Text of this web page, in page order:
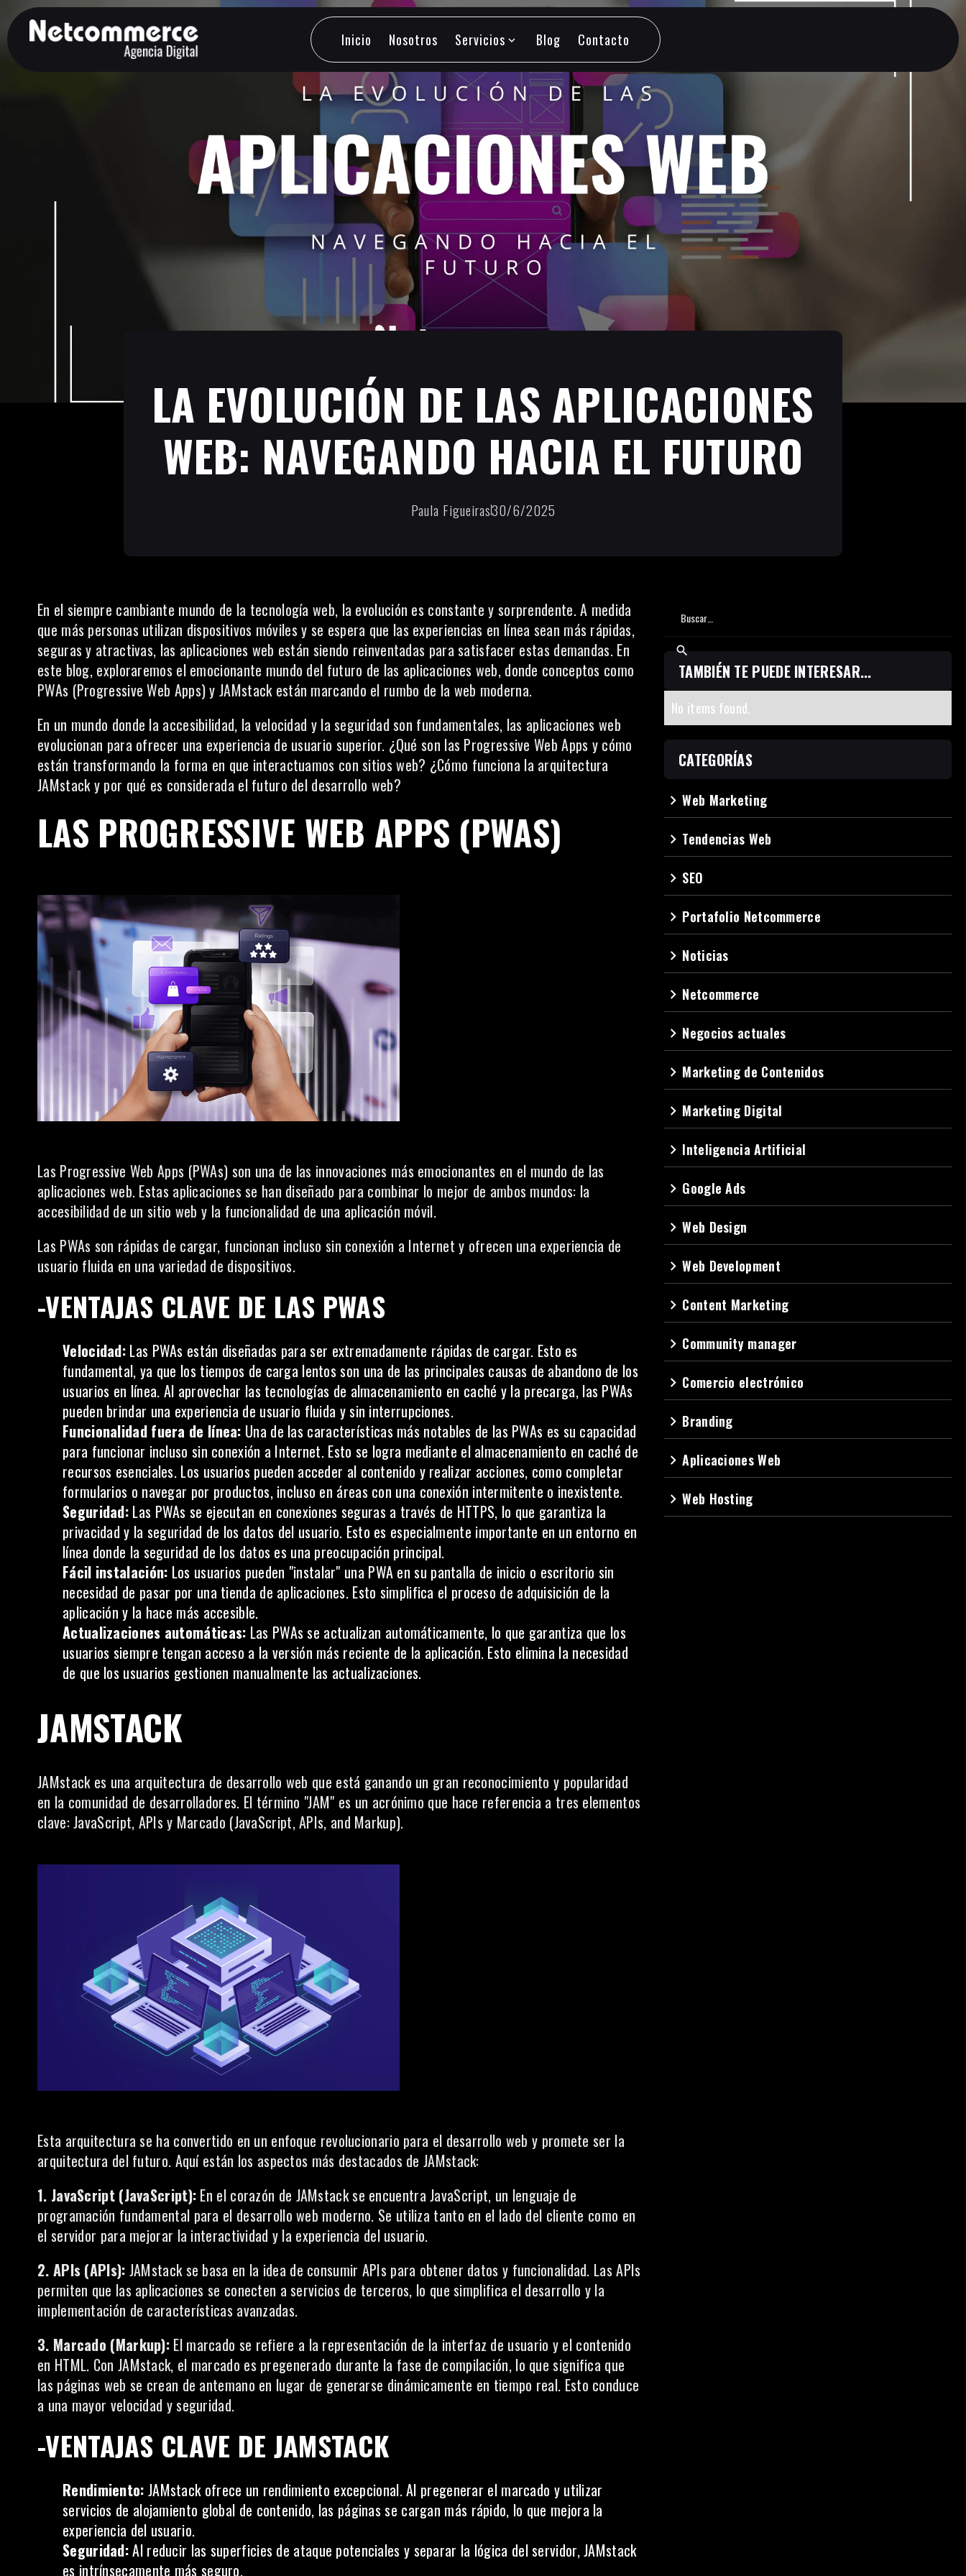
Inicio
Nosotros
Servicios expand_more
Blog
Contacto
LA EVOLUCIÓN DE LAS APLICACIONES
WEB: NAVEGANDO HACIA EL FUTURO
Paula Figueiras30/6/2025
En el siempre cambiante mundo de la tecnología web, la evolución es constante y sorprendente. A medida
que más personas utilizan dispositivos móviles y se espera que las experiencias en línea sean más rápidas,
seguras y atractivas, las aplicaciones web están siendo reinventadas para satisfacer estas demandas. En
este blog, exploraremos el emocionante mundo del futuro de las aplicaciones web, donde conceptos como
PWAs (Progressive Web Apps) y JAMstack están marcando el rumbo de la web moderna.
En un mundo donde la accesibilidad, la velocidad y la seguridad son fundamentales, las aplicaciones web
evolucionan para ofrecer una experiencia de usuario superior. ¿Qué son las Progressive Web Apps y cómo
están transformando la forma en que interactuamos con sitios web? ¿Cómo funciona la arquitectura
JAMstack y por qué es considerada el futuro del desarrollo web?
LAS PROGRESSIVE WEB APPS (PWAS)
Las Progressive Web Apps (PWAs) son una de las innovaciones más emocionantes en el mundo de las
aplicaciones web. Estas aplicaciones se han diseñado para combinar lo mejor de ambos mundos: la
accesibilidad de unsitio web y la funcionalidad de una aplicación móvil.
Las PWAs son rápidas de cargar, funcionan incluso sin conexión a Internet y ofrecen una experiencia de
usuario fluida en una variedad de dispositivos.
-VENTAJAS CLAVE DE LAS PWAS
Velocidad: Las PWAs están diseñadas para ser extremadamente rápidas de cargar. Esto es
fundamental, ya que los tiempos de carga lentos son una de las principales causas de abandono de los
usuarios en línea. Al aprovechar las tecnologías de almacenamiento en caché y la precarga, las PWAs
pueden brindar una experiencia de usuario fluida y sin interrupciones.
Funcionalidad fuera de línea: Una de las características más notables de las PWAs es su capacidad
para funcionar incluso sin conexión a Internet. Esto se logra mediante el almacenamiento en caché de
recursos esenciales. Los usuarios pueden acceder al contenido y realizar acciones, como completar
formularios o navegar por productos, incluso en áreas con una conexión intermitente o inexistente.
Seguridad: Las PWAs se ejecutan en conexiones seguras a través de HTTPS, lo que garantiza la
privacidad y la seguridad de los datos del usuario. Esto es especialmente importante en un entorno en
línea donde la seguridad de los datos es una preocupación principal.
Fácil instalación: Los usuarios pueden "instalar" una PWA en su pantalla de inicio o escritorio sin
necesidad de pasar por una tienda de aplicaciones. Esto simplifica el proceso de adquisición de la
aplicación y la hace más accesible.
Actualizaciones automáticas: Las PWAs se actualizan automáticamente, lo que garantiza que los
usuarios siempre tengan acceso a la versión más reciente de la aplicación. Esto elimina la necesidad
de que los usuarios gestionen manualmente las actualizaciones.
JAMSTACK
JAMstack es una arquitectura de desarrollo web que está ganando un gran reconocimiento y popularidad
en la comunidad de desarrolladores. El término "JAM" es un acrónimo que hace referencia a tres elementos
clave:JavaScript, APIs y Marcado (JavaScript, APIs, and Markup).
Esta arquitectura se ha convertido en un enfoque revolucionario para el desarrollo web y promete ser la
arquitectura del futuro. Aquí están los aspectos más destacados de JAMstack:
1. JavaScript (JavaScript): En el corazón de JAMstack se encuentra JavaScript, un lenguaje de
programación fundamental para el desarrollo web moderno. Se utiliza tanto en el lado del cliente como en
el servidor para mejorar la interactividad y la experiencia del usuario.
2. APIs (APIs): JAMstack se basa en la idea de consumir APIs para obtener datos y funcionalidad. Las APIs
permiten que las aplicaciones se conecten a servicios de terceros, lo que simplifica el desarrollo y la
implementación de características avanzadas.
3. Marcado (Markup): El marcado se refiere a la representación de la interfaz de usuario y el contenido
en HTML. Con JAMstack, el marcado es pregenerado durante la fase de compilación, lo que significa que
las páginas web se crean de antemano en lugar de generarse dinámicamente en tiempo real. Esto conduce
a una mayor velocidad y seguridad.
-VENTAJAS CLAVE DE JAMSTACK
Rendimiento: JAMstack ofrece un rendimiento excepcional. Al pregenerar el marcado y utilizar
servicios de alojamiento global de contenido, las páginas se cargan más rápido, lo que mejora la
experiencia del usuario.
Seguridad:Al reducir las superficies de ataque potenciales y separar la lógica del servidor, JAMstack
es intrínsecamente más seguro.
TAMBIÉN TE PUEDE INTERESAR...
No items found.
CATEGORÍAS
navigate_nextWeb Marketing
navigate_next Tendencias Web
navigate_next SEO
navigate_next Portafolio Netcommerce
navigate_next Noticias
navigate_next Netcommerce
navigate_next Negocios actuales
navigate_next Marketing de Contenidos
navigate_next Marketing Digital
navigate_next Inteligencia Artificial
navigate_next Google Ads
navigate_nextWeb Design
navigate_nextWeb Development
navigate_next Content Marketing
navigate_next Community manager
navigate_next Comercio electrónico
navigate_next Branding
navigate_nextAplicaciones Web
navigate_nextWeb Hosting